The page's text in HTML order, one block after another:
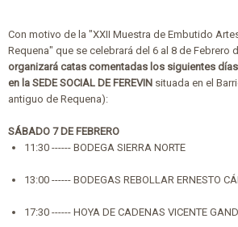
Con motivo de la "XXII Muestra de Embutido
Requena" que se celebrará del 6 al 8 de Febrero
organizará catas comentadas los siguientes
en la SEDE SOCIAL DE FEREVIN situada en el
antiguo de Requena):
SÁBADO 7 DE FEBRERO
11:30 ------ BODEGA SIERRA NORTE
13:00 ------ BODEGAS REBOLLAR ERNESTO
17:30 ------ HOYA DE CADENAS VICENTE